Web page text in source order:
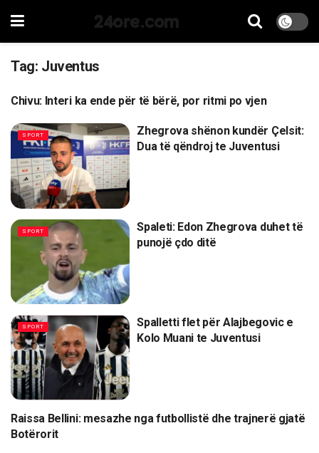
24ore.com
Tag: Juventus
SPORT
Chivu: Interi ka ende për të bërë, por ritmi po vjen
SPORT
Zhegrova shënon kundër Çelsit:
Dua të qëndroj te Juventusi
SPORT
Spaleti: Edon Zhegrova duhet të
punojë çdo ditë
SPORT
Spalletti flet për Alajbegovic e
Kolo Muani te Juventusi
MAGAZINA
Raissa Bellini: mesazhe nga futbollistë dhe trajnerë gjatë
Botërorit